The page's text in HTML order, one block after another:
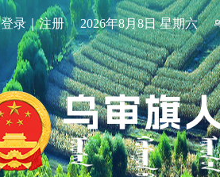
登录｜注册 2026年8月8日 星期六